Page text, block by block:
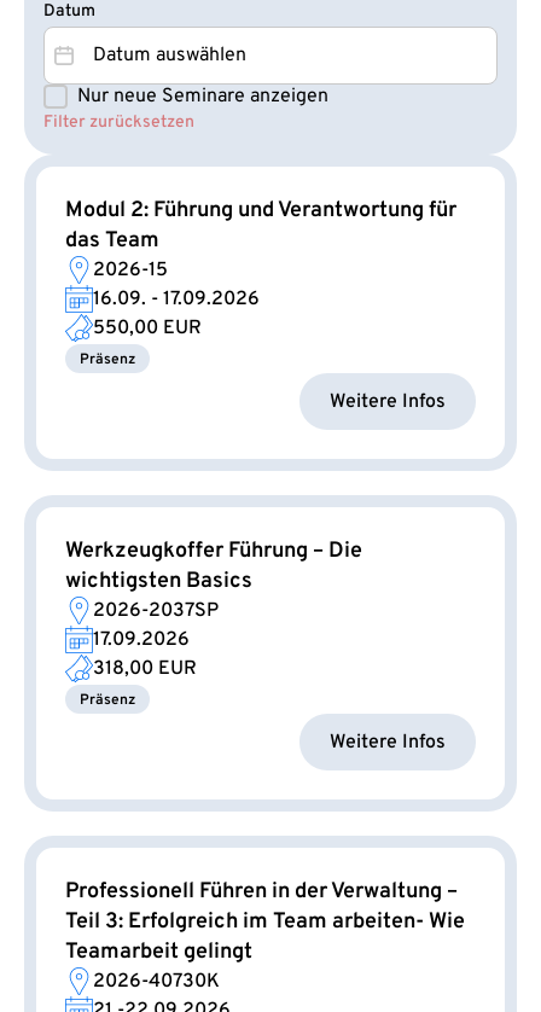
Modul 2: Führung und Verantwortung für
das Team
2026-15
16.09. - 17.09.2026
550,00 EUR
Präsenz
Weitere Infos
Werkzeugkoffer Führung – Die
wichtigsten Basics
2026-2037SP
17.09.2026
318,00 EUR
Präsenz
Weitere Infos
Professionell Führen in der Verwaltung –
Teil 3: Erfolgreich im Team arbeiten- Wie
Teamarbeit gelingt
2026-40730K
Datum
Datum
Datum
Seminare NEU
Nur neue Seminare anzeigen
Filter zurücksetzen